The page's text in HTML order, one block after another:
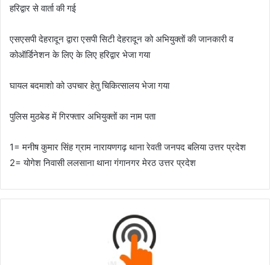
हरिद्वार से वार्ता की गई
एसएसपी देहरादून द्वारा एसपी सिटी देहरादून को अभियुक्तों की जानकारी व
कोऑर्डिनेशन के लिए के लिए हरिद्वार भेजा गया
घायल बदमाशो को उपचार हेतु चिकित्सालय भेजा गया
पुलिस मुठबेड में गिरफ्तार अभियुक्तों का नाम पता
1= मनीष कुमार सिंह ग्राम नारायणगढ़ थाना रेवती जनपद बलिया उत्तर प्रदेश
2= योगेश निवासी ललसाना थाना गंगानगर मेरठ उत्तर प्रदेश